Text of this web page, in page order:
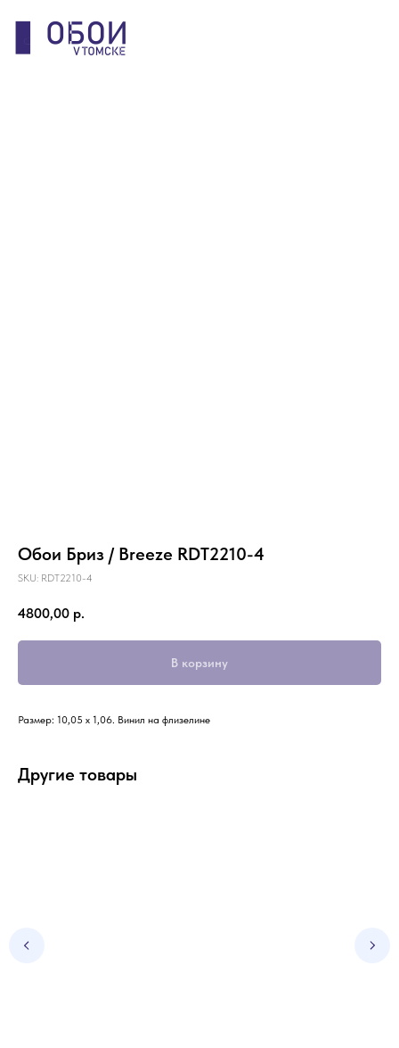
Обои Бриз / Breeze RDT2210-4
SKU: RDT2210-4
4800,00 р.
В корзину
Размер: 10,05 х 1,06. Винил на флизелине
Другие товары